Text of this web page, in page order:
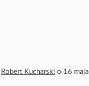
Robert Kucharski o 16